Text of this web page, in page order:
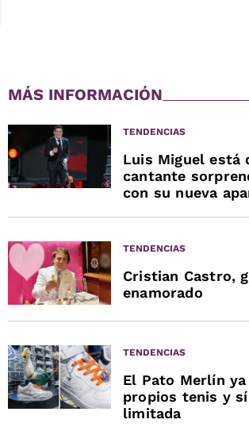
MÁS INFORMACIÓN
TENDENCIAS
Luis Miguel está
cantante
con su nueva
TENDENCIAS
Cristian Castro,
enamorado
TENDENCIAS
El Pato Merlín
propios tenis y
limitada